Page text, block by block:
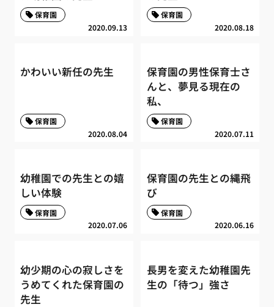
2020.09.13
保育園
2020.08.18
保育園
かわいい新任の先生
2020.08.04
保育園
保育園の男性保育士さ
んと、夢見る現在の
私、
2020.07.11
保育園
幼稚園での先生との嬉
しい体験
2020.07.06
保育園
保育園の先生との縄飛
び
2020.06.16
保育園
幼少期の心の寂しさを
うめてくれた保育園の
先生
長男を変えた幼稚園先
生の「待つ」強さ